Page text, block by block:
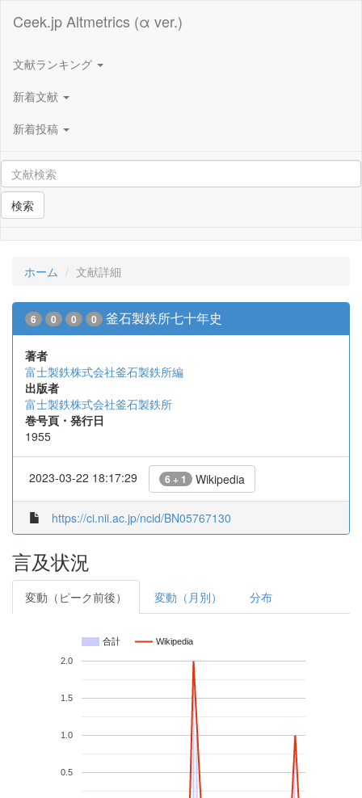
Ceek.jp Altmetrics (α ver.)
文献ランキング
新着文献
新着投稿
検索
ホーム 文献詳細
6 0 0 0 釜石製鉄所七十年史
著者
富士製鉄株式会社釜石製鉄所編
出版者
富士製鉄株式会社釜石製鉄所
巻号頁・発行日
1955
2023-03-22 18:17:29 6 + 1 Wikipedia
https://ci.nii.ac.jp/ncid/BN05767130
言及状況
変動（ピーク前後） 変動（月別） 分布
合計 Wikipedia
0.5
1.0
1.5
2.0